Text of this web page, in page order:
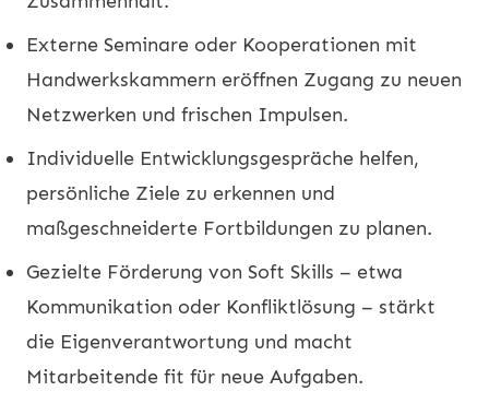
Externe Seminare oder Kooperationen mit
Handwerkskammern eröffnen Zugang zu neuen
Netzwerken und frischen Impulsen.
Individuelle Entwicklungsgespräche helfen,
persönliche Ziele zu erkennen und
maßgeschneiderte Fortbildungen zu planen.
Gezielte Förderung von Soft Skills – etwa
Kommunikation oder Konfliktlösung – stärkt
die Eigenverantwortung und macht
Mitarbeitende fit für neue Aufgaben.